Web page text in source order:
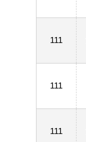
111
111
111